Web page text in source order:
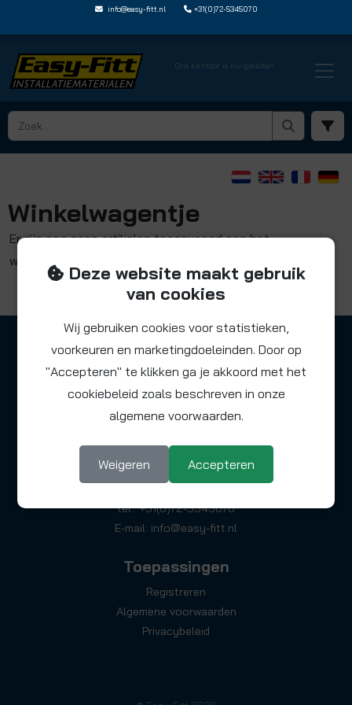
info@easy-fitt.nl +31(0)72-5345070
Ons kantoor is nu gesloten
Winkelwagentje
Er zijn nog geen artikelen toegevoegd aan het
winkelwagentje
Adresgegevens
Celsiusstraat 20
1704 RW Heerhugowaard
tel.: +31(0)72-5345070
E-mail: info@easy-fitt.nl
Toepassingen
Registreren
Algemene voorwaarden
Privacybeleid
Deze website maakt gebruik
van cookies
Wij gebruiken cookies voor statistieken,
voorkeuren en marketingdoeleinden. Door op
"Accepteren" te klikken ga je akkoord met het
cookiebeleid zoals beschreven in onze
algemene voorwaarden.
Weigeren Accepteren